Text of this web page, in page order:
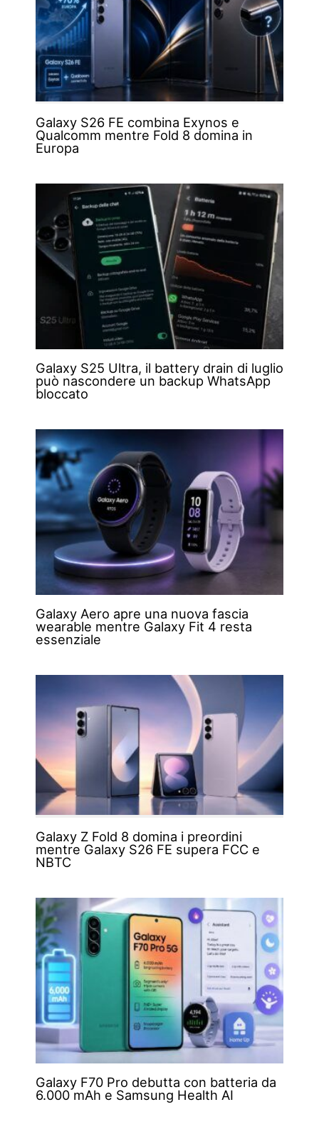
Galaxy S26 FE combina Exynos e
Qualcomm mentre Fold 8 domina in
Europa
Galaxy S25 Ultra, il battery drain di luglio
può nascondere un backup WhatsApp
bloccato
Galaxy Aero apre una nuova fascia
wearable mentre Galaxy Fit 4 resta
essenziale
Galaxy Z Fold 8 domina i preordini
mentre Galaxy S26 FE supera FCC e
NBTC
Galaxy F70 Pro debutta con batteria da
6.000 mAh e Samsung Health AI